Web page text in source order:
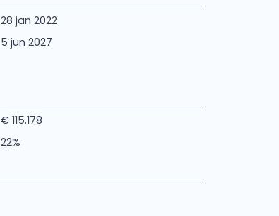
28 jan 2022
5 jun 2027
€ 115.178
22%